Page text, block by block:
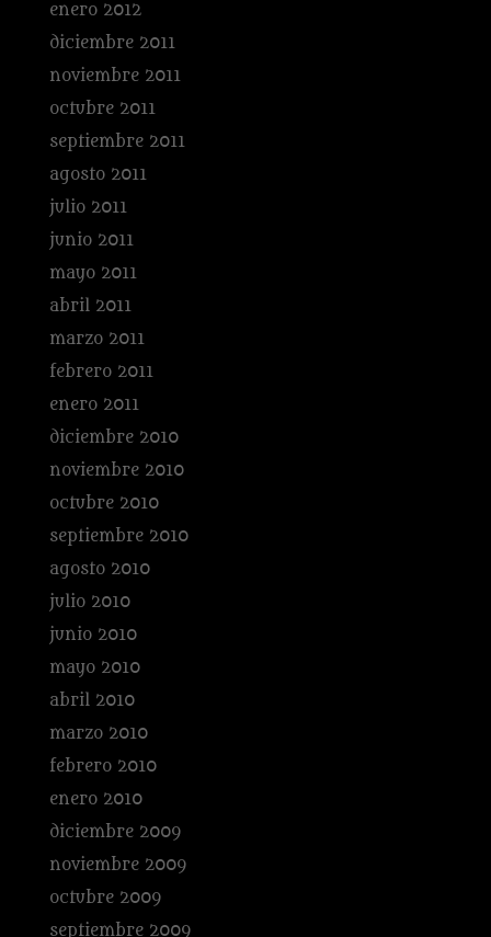
enero 2012
diciembre 2011
noviembre 2011
octubre 2011
septiembre 2011
agosto 2011
julio 2011
junio 2011
mayo 2011
abril 2011
marzo 2011
febrero 2011
enero 2011
diciembre 2010
noviembre 2010
octubre 2010
septiembre 2010
agosto 2010
julio 2010
junio 2010
mayo 2010
abril 2010
marzo 2010
febrero 2010
enero 2010
diciembre 2009
noviembre 2009
octubre 2009
septiembre 2009